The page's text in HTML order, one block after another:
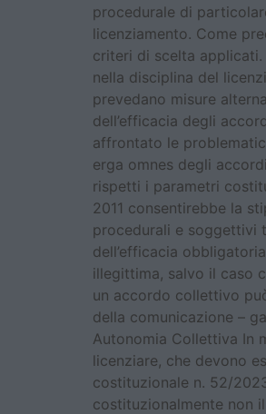
procedurale di
licenziamento. Come
criteri di scelta
nella disciplina del
prevedano misure
dell’efficacia degli
affrontato le
erga omnes degli
rispetti i parametri
2011 consentirebbe la
procedurali e soggettivi
dell’efficacia
illegittima, salvo il caso
un accordo collettivo
della comunicazione –
Autonomia Collettiva In
licenziare, che devono
costituzionale n. 52/
costituzionalmente non